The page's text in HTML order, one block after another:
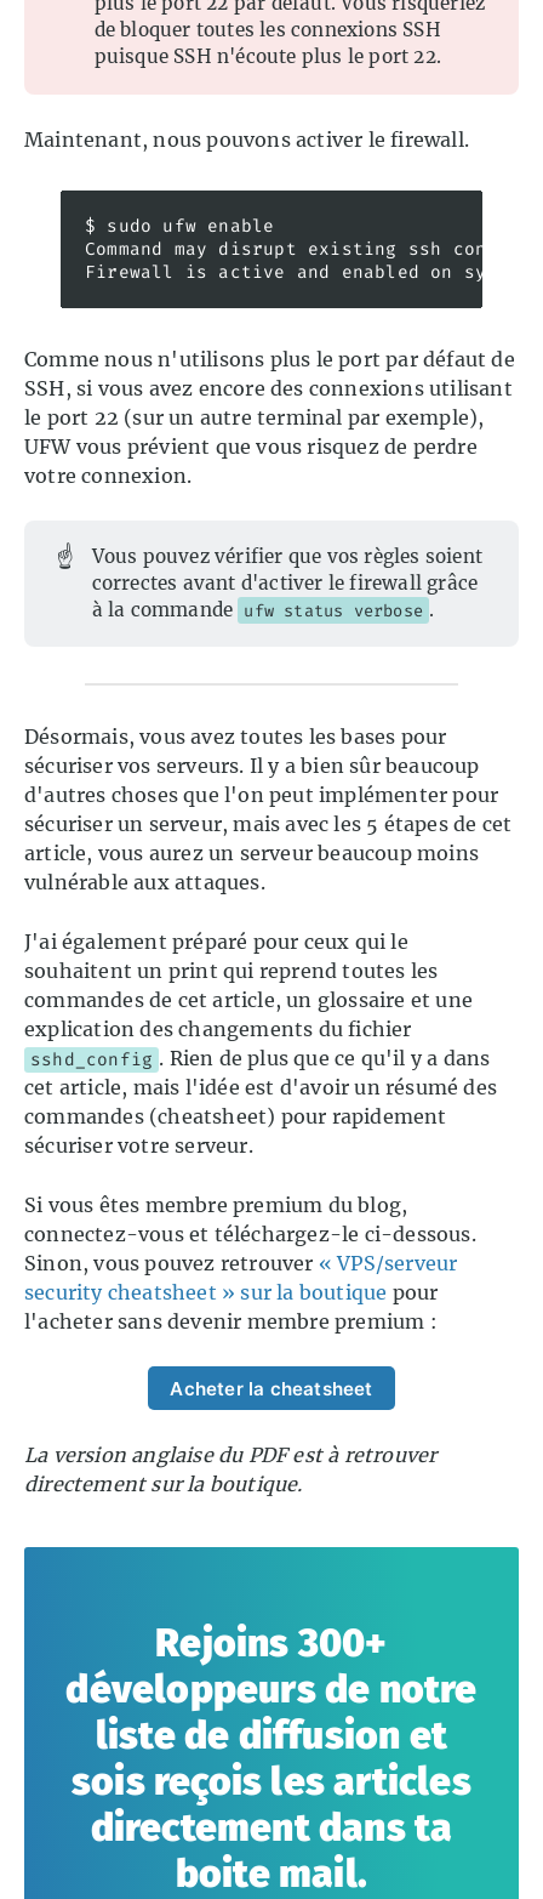
de bloquer toutes les connexions SSH
puisque SSH n'écoute plus le port 22.
Maintenant, nous pouvons activer le firewall.
$ sudo ufw enable
Command may disrupt existing ssh
Firewall is active and enabled on system
Comme nous n'utilisons plus le port par défaut de
SSH, si vous avez encore des connexions utilisant
le port 22 (sur un autre terminal par exemple),
UFW vous prévient que vous risquez de perdre
votre connexion.
☝️
Vous pouvez vérifier que vos règles soient
correctes avant d'activer le firewall grâce
à la commande ufw status verbose .
Désormais, vous avez toutes les bases pour
sécuriser vos serveurs. Il y a bien sûr beaucoup
d'autres choses que l'on peut implémenter pour
sécuriser un serveur, mais avec les 5 étapes de cet
article, vous aurez un serveur beaucoup moins
vulnérable aux attaques.
J'ai également préparé pour ceux qui le
souhaitent un print qui reprend toutes les
commandes de cet article, un glossaire et une
explication des changements du fichier
sshd_config . Rien de plus que ce qu'il y a dans
cet article, mais l'idée est d'avoir un résumé des
commandes (cheatsheet) pour rapidement
sécuriser votre serveur.
Si vous êtes membre premium du blog,
connectez-vous et téléchargez-le ci-dessous.
Sinon, vous pouvez retrouver « VPS/serveur
security cheatsheet » sur la boutique pour
l'acheter sans devenir membre premium :
Acheter la cheatsheet
La version anglaise du PDF est à retrouver
directement sur la boutique.
Rejoins 300+
développeurs de notre
liste de diffusion et
sois reçois les articles
directement dans ta
boite mail.